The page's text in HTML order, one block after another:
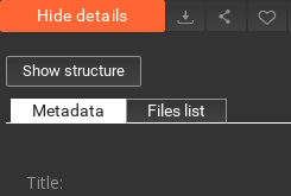
Hide details
Show structure
Metadata Files list
Title: